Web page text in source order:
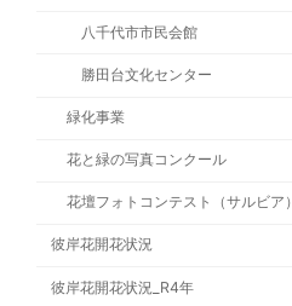
八千代市市民会館
勝田台文化センター
緑化事業
花と緑の写真コンクール
花壇フォトコンテスト（サルビア）
彼岸花開花状況
彼岸花開花状況_R4年